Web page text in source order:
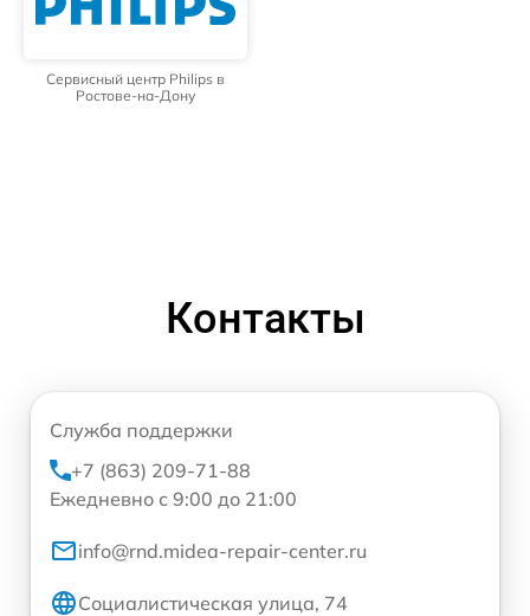
Сервисный центр Philips в
Ростове-на-Дону
Контакты
Служба поддержки
+7 (863) 209-71-88
Ежедневно с 9:00 до 21:00
info@rnd.midea-repair-center.ru
Социалистическая улица, 74